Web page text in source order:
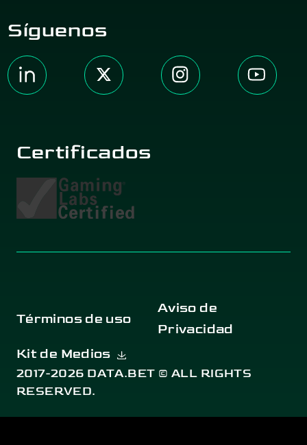
Síguenos
Certificados
Términos de uso
Aviso de
Privacidad
Kit de Medios
2017-2026 DATA.BET © ALL RIGHTS
RESERVED.